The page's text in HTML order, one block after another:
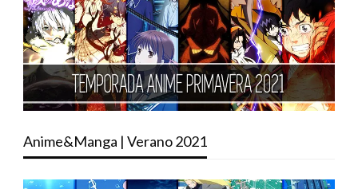
Anime&Manga | Verano 2021